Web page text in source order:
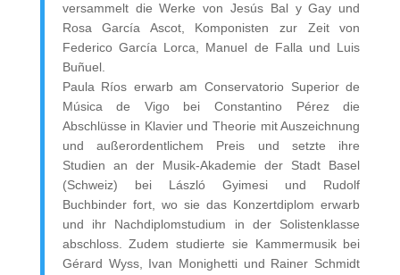
versammelt die Werke von Jesús Bal y Gay und
Rosa García Ascot, Komponisten zur Zeit von
Federico García Lorca, Manuel de Falla und Luis
Buñuel.
Paula Ríos erwarb am Conservatorio Superior de
Música de Vigo bei Constantino Pérez die
Abschlüsse in Klavier und Theorie mit Auszeichnung
und außerordentlichem Preis und setzte ihre
Studien an der Musik-Akademie der Stadt Basel
(Schweiz) bei László Gyimesi und Rudolf
Buchbinder fort, wo sie das Konzertdiplom erwarb
und ihr Nachdiplomstudium in der Solistenklasse
abschloss. Zudem studierte sie Kammermusik bei
Gérard Wyss, Ivan Monighetti und Rainer Schmidt